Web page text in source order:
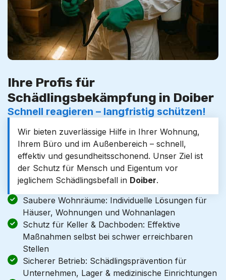
Ihre Profis für
Schädlingsbekämpfung in Doiber
Schnell reagieren – langfristig schützen!
Wir bieten zuverlässige Hilfe in Ihrer Wohnung,
Ihrem Büro und im Außenbereich – schnell,
effektiv und gesundheitsschonend. Unser Ziel ist
der Schutz für Mensch und Eigentum vor
jeglichem Schädlingsbefall in Doiber.
Saubere Wohnräume: Individuelle Lösungen für
Häuser, Wohnungen und Wohnanlagen
Schutz für Keller & Dachboden: Effektive
Maßnahmen selbst bei schwer erreichbaren
Stellen
Sicherer Betrieb: Schädlingsprävention für
Unternehmen, Lager & medizinische Einrichtungen